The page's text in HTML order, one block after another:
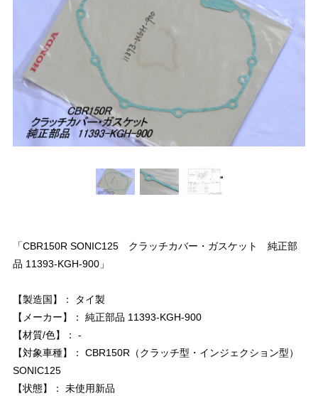
「CBR150R SONIC125 クラッチカバー・ガスケット 純正部
品 11393-KGH-900」
【製造国】： タイ製
【メーカー】： 純正部品 11393-KGH-900
【材質/色】： -
【対象車種】： CBR150R（クラッチ型・インジェクション型）
SONIC125
【状態】： 未使用新品